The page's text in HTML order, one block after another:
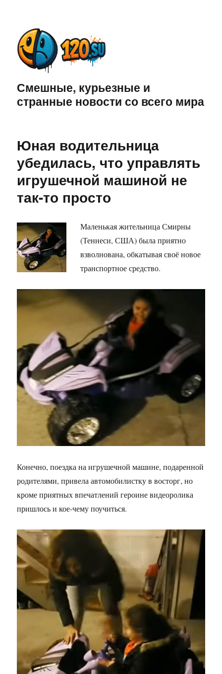
Смешные, курьезные и
странные новости со всего мира
Юная водительница
убедилась, что управлять
игрушечной машиной не
так-то просто
Маленькая жительница Смирны
(Теннеси, США) была приятно
взволнована, обкатывая своё новое
транспортное средство.
Конечно, поездка на игрушечной машине, подаренной
родителями, привела автомобилистку в восторг, но
кроме приятных впечатлений героине видеоролика
пришлось и кое-чему поучиться.